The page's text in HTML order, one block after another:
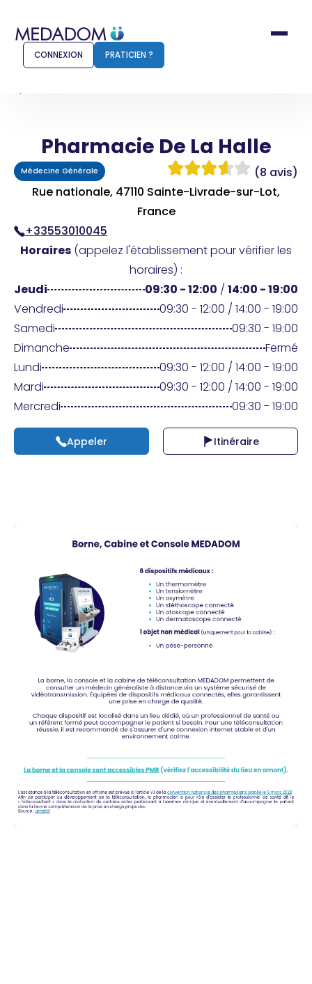
Comment ça marche ?
Pour les patients
Connexion
Praticien ?
CONNEXION PRATICIEN ?
Pharmacie De La Halle
Médecine Générale
(8 avis)
Rue nationale, 47110 Sainte-Livrade-sur-Lot,
France
+33553010045
Horaires (appelez l'établissement pour vérifier les
horaires) :
Jeudi
09:30 - 12:00 / 14:00 - 19:00
Vendredi
09:30 - 12:00 / 14:00 - 19:00
Samedi
09:30 - 19:00
Dimanche
Fermé
Lundi
09:30 - 12:00 / 14:00 - 19:00
Mardi
09:30 - 12:00 / 14:00 - 19:00
Mercredi
09:30 - 19:00
Appeler Itinéraire